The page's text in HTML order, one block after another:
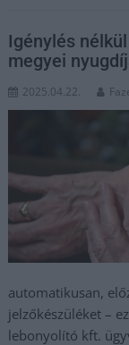
Igénylés
megyei
2025.04.22.
automatikusan,
jelzőkészüléket –
lebonyolító kft.